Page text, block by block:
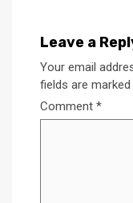
Leave a
Your email
fields are marked
Comment *